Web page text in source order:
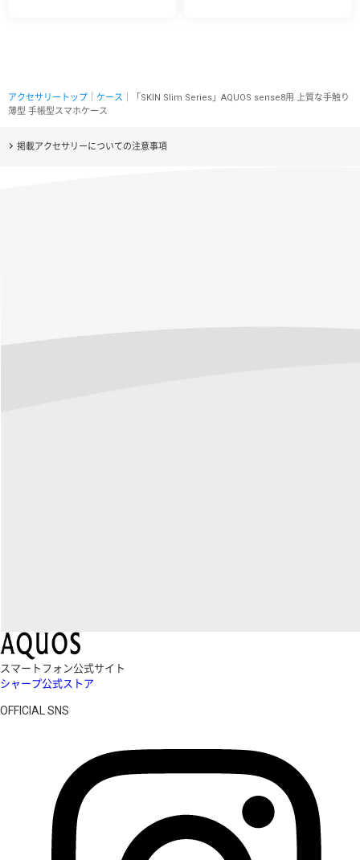
アクセサリートップ ケース ｜「SKIN Slim Series」AQUOS sense8用 上質な手触り
薄型 手帳型スマホケース
掲載アクセサリーについての注意事項
スマートフォン公式サイト
シャープ公式ストア
OFFICIAL SNS